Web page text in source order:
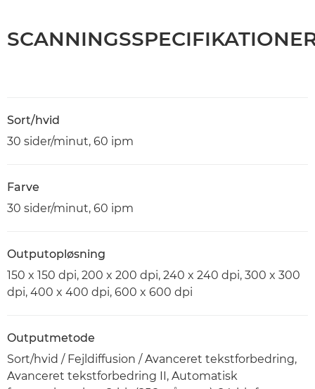
Sort/hvid
30 sider/minut, 60 ipm
Farve
30 sider/minut, 60 ipm
Outputopløsning
150 x 150 dpi, 200 x 200 dpi, 240 x 240 dpi, 300 x 300
dpi, 400 x 400 dpi, 600 x 600 dpi
Outputmetode
Sort/hvid / Fejldiffusion / Avanceret tekstforbedring,
Avanceret tekstforbedring II, Automatisk